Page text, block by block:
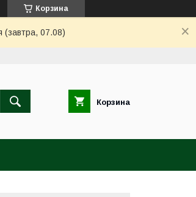
Корзина
(завтра, 07.08)
Корзина